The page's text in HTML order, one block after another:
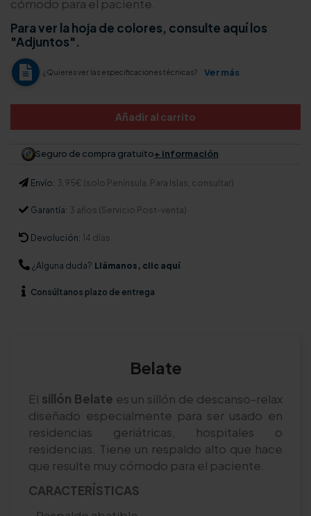
cómodo para el paciente.
Para ver la hoja de colores, consulte aquí los
"Adjuntos".
¿Quieres ver las especificaciones técnicas? Ver más
Añadir al carrito
Seguro de compra gratuito+ información
Envío: 3,95€ (solo Península. Para Islas, consultar)
Garantía: 3 años (Servicio Post-venta)
Devolución: 14 días
¿Alguna duda? Llámanos, clic aquí
Consúltanos plazo de entrega
Belate
El sillón Belate es un sillón de descanso-relax
diseñado especialmente para ser usado en
residencias geriátricas, hospitales o
residencias. Tiene un respaldo alto que hace
que resulte muy cómodo para el paciente.
CARACTERÍSTICAS